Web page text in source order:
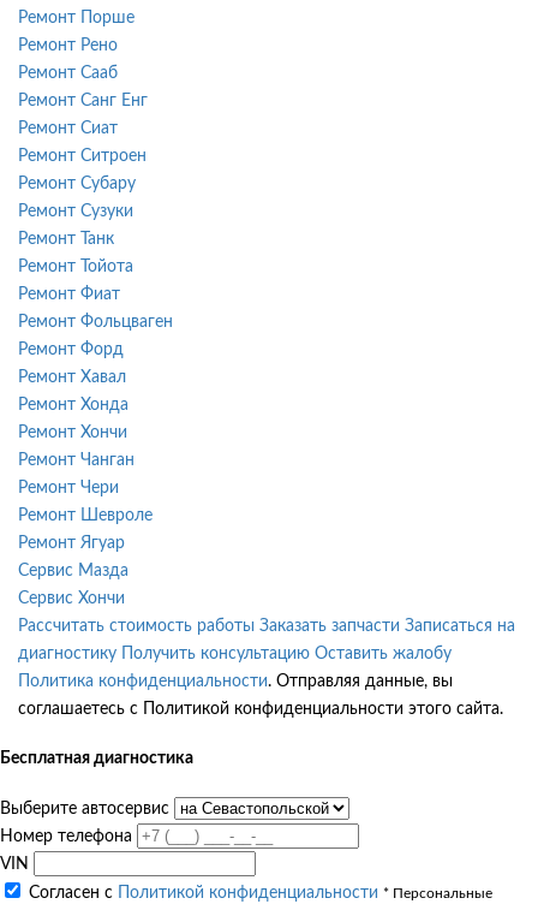
Ремонт Порше
Ремонт Рено
Ремонт Сааб
Ремонт Санг Енг
Ремонт Сиат
Ремонт Ситроен
Ремонт Субару
Ремонт Сузуки
Ремонт Танк
Ремонт Тойота
Ремонт Фиат
Ремонт Фольцваген
Ремонт Форд
Ремонт Хавал
Ремонт Хонда
Ремонт Хончи
Ремонт Чанган
Ремонт Чери
Ремонт Шевроле
Ремонт Ягуар
Сервис Мазда
Сервис Хончи
Рассчитать стоимость работы Заказать запчасти Записаться на
диагностику
Получить консультацию Оставить жалобу
Политика конфиденциальности. Отправляя данные, вы
соглашаетесь с Политикой конфиденциальности этого сайта.
Бесплатная диагностика
Выберите автосервис
Номер телефона
VIN
Согласен с
Политикой конфиденциальности * Персональные